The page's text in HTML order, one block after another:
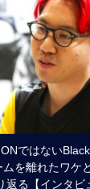
ではない
ムを離れたワケ
返る【インタビ